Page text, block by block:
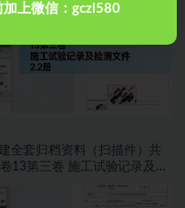
全套归档资料（扫描件）共
13第三卷 施工试验记录及检
上微信：gczl580